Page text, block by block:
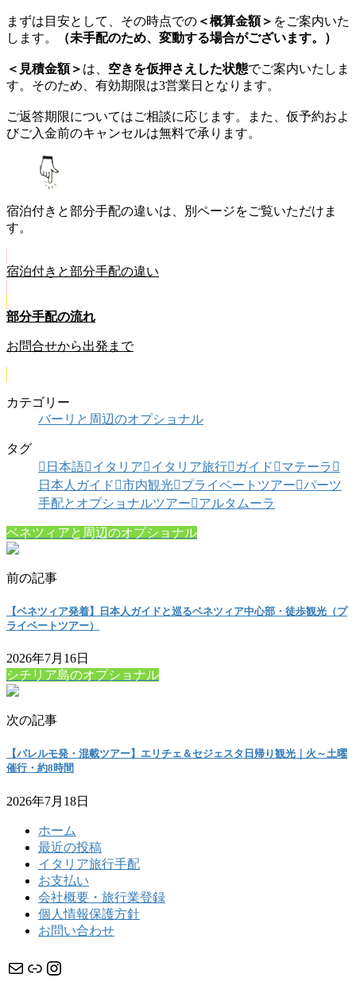
まずは目安として、その時点での ＜概算金額＞ をご案内いた
します。
（未手配のため、変動する場合がございます。）
＜見積金額＞ は、 空きを仮押さえした状態でご案内いたしま
す。そのため、有効期限は3営業日となります。
ご返答期限についてはご相談に応じます。また、仮予約およ
びご入金前のキャンセルは無料で承ります。
宿泊付きと部分手配の違いは、別ページをご覧いただけま
す。
宿泊付きと部分手配の違い
部分手配の流れ
お問合せから出発まで
カテゴリー
バーリと周辺のオプショナル
タグ
日本語
イタリア イタリア旅行 ガイド
マテーラ
日本人ガイド
市内観光 プライベートツアー
パーツ
手配とオプショナルツアー
アルタムーラ
ベネツィアと周辺のオプショナル
前の記事
【ベネツィア発着】日本人ガイドと巡るベネツィア中心部・徒歩観光（プ
ライベートツアー）
2026年7月16日
シチリア島のオプショナル
次の記事
【パレルモ発・混載ツアー】エリチェ＆セジェスタ日帰り観光｜火～土曜
催行・約8時間
2026年7月18日
ホーム
最近の投稿
イタリア旅行手配
お支払い
会社概要・旅行業登録
個人情報保護方針
お問い合わせ
メール リンク Instagram